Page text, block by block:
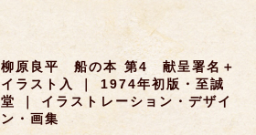
柳原良平 船の本 第4 献呈署名＋
イラスト入 ｜ 1974年初版・至誠
堂 ｜ イラストレーション・デザイ
ン・画集